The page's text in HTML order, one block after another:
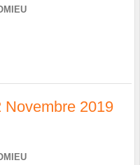
Novembre 2019